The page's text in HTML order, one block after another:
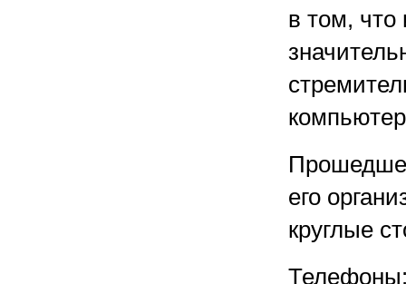
в том, что
его
круглые